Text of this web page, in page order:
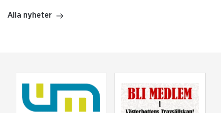
Alla nyheter